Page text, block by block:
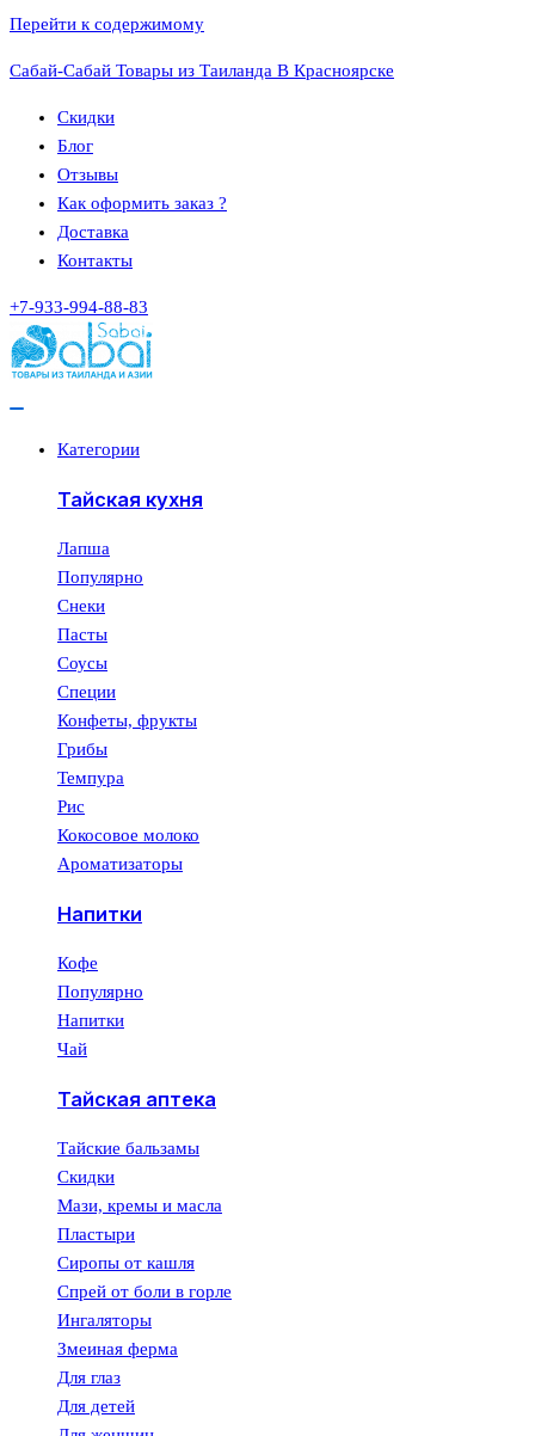
Перейти к содержимому
Сабай-Сабай Товары из Таиланда В Красноярске
Скидки
Блог
Отзывы
Как оформить заказ ?
Доставка
Контакты
+7-933-994-88-83
Категории
Тайская кухня
Лапша
Популярно
Снеки
Пасты
Соусы
Специи
Конфеты, фрукты
Грибы
Темпура
Рис
Кокосовое молоко
Ароматизаторы
Напитки
Кофе
Популярно
Напитки
Чай
Тайская аптека
Тайские бальзамы
Скидки
Мази, кремы и масла
Пластыри
Сиропы от кашля
Спрей от боли в горле
Ингаляторы
Змеиная ферма
Для глаз
Для детей